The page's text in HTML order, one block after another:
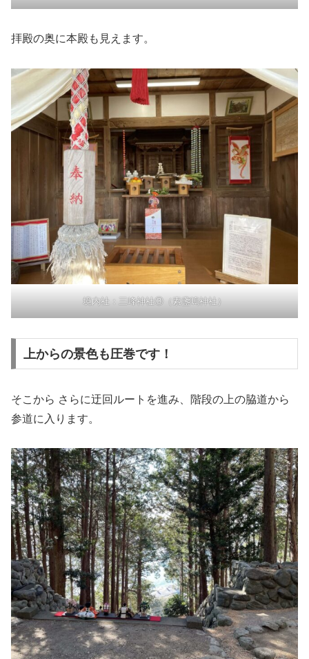
拝殿の奥に本殿も見えます。
境内社：三峰神社③（素盞嗚神社）
上からの景色も圧巻です！
そこから さらに迂回ルートを進み、階段の上の脇道から
参道に入ります。